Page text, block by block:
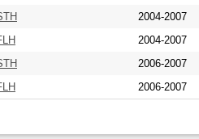
2004-2007
2004-2007
2006-2007
2006-2007